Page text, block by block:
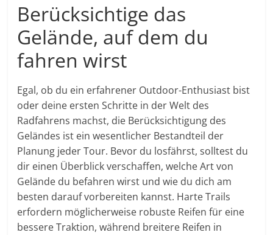
Berücksichtige das
Gelände, auf dem du
fahren wirst
Egal, ob du ein erfahrener Outdoor-Enthusiast bist
oder deine ersten Schritte in der Welt des
Radfahrens machst, die Berücksichtigung des
Geländes ist ein wesentlicher Bestandteil der
Planung jeder Tour. Bevor du losfährst, solltest du
dir einen Überblick verschaffen, welche Art von
Gelände du befahren wirst und wie du dich am
besten darauf vorbereiten kannst. Harte Trails
erfordern möglicherweise robuste Reifen für eine
bessere Traktion, während breitere Reifen in